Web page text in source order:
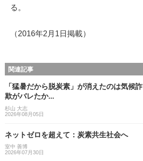
る。
（2016年2月1日掲載）
関連記事
「猛暑だから脱炭素」が消えたのは気候詐
欺がバレたか...
杉山 大志
2026年08月05日
ネットゼロを超えて：炭素共生社会へ
室中 善博
2026年07月30日